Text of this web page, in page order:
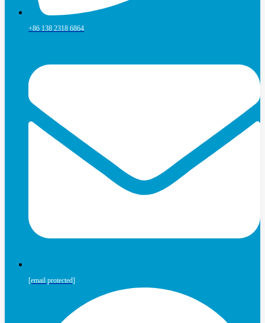
+86 138 2318 6864
[email protected]